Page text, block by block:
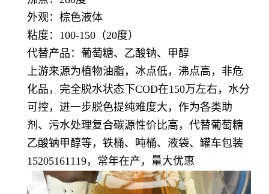
外观：棕色液体
粘度：100-150（20度）
代替产品：葡萄糖、乙酸钠、甲醇
上游来源为植物油脂，冰点低，沸点高，非危
化品，完全脱水状态下COD在150万左右，水分
可控，进一步脱色提纯难度大，作为各类助
剂、污水处理复合碳源性价比高，代替葡萄糖
乙酸钠甲醇等，铁桶、吨桶、液袋、罐车包装
15205161119，常年在产，量大优惠